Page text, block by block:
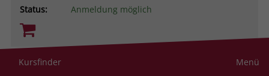
Status:
Anmeldung möglich
Sich selbst besser managen. Aus ungeliebten
Kursfinder Menü